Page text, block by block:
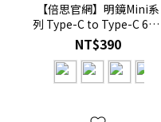
【倍思官網】明鏡Mini系
列 Type-C to Type-C 60w
伸縮收納 快速充電線 充電
傳輸線 1m (星耀黑/皓月
白/星海藍/星雲紫)
NT$390